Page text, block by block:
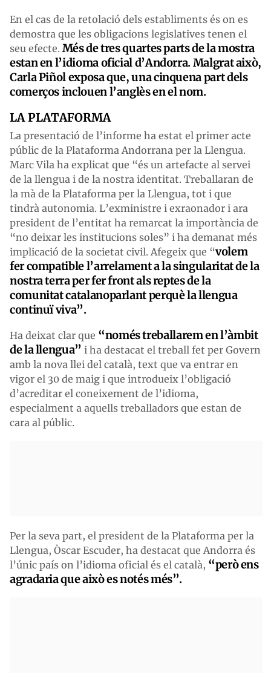
En el cas de la retolació dels establiments és on es
demostra que les obligacions legislatives tenen el
seu efecte. Més de tres quartes parts de la mostra
estan en l’idioma oficial d’Andorra. Malgrat això,
Carla Piñol exposa que, una cinquena part dels
comerços inclouen l’anglès en el nom.
LA PLATAFORMA
La presentació de l’informe ha estat el primer acte
públic de la Plataforma Andorrana per la Llengua.
Marc Vila ha explicat que “és un artefacte al servei
de la llengua i de la nostra identitat. Treballaran de
la mà de la Plataforma per la Llengua, tot i que
tindrà autonomia. L’exministre i exraonador i ara
president de l’entitat ha remarcat la importància de
“no deixar les institucions soles” i ha demanat més
implicació de la societat civil. Afegeix que “volem
fer compatible l’arrelament a la singularitat de la
nostra terra per fer front als reptes de la
comunitat catalanoparlant perquè la llengua
continuï viva”.
Ha deixat clar que “només treballarem en l’àmbit
de la llengua” i ha destacat el treball fet per Govern
amb la nova llei del català, text que va entrar en
vigor el 30 de maig i que introdueix l’obligació
d’acreditar el coneixement de l’idioma,
especialment a aquells treballadors que estan de
cara al públic.
Per la seva part, el president de la Plataforma per la
Llengua, Òscar Escuder, ha destacat que Andorra és
l’únic país on l’idioma oficial és el català, “però ens
agradaria que això es notés més”.